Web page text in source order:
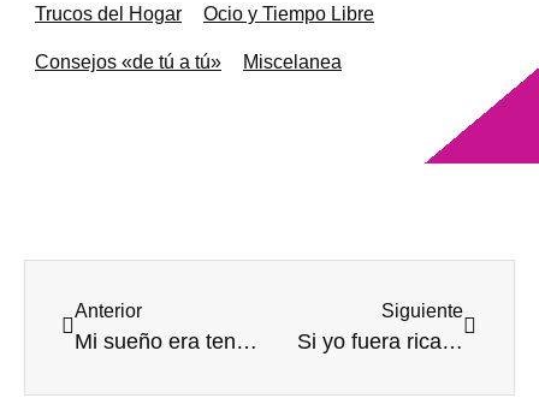
Trucos del Hogar Ocio y Tiempo Libre
Consejos «de tú a tú» Miscelanea
Anterior
Mi sueño era tener un buen book de boda
Siguiente
Si yo fuera rica…